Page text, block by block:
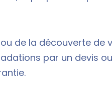
ou de la découverte de
par un devis